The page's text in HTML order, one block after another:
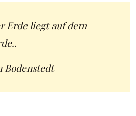
Erde liegt auf dem